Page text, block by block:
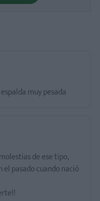
muy pesada
de ese tipo,
el pasado cuando nació